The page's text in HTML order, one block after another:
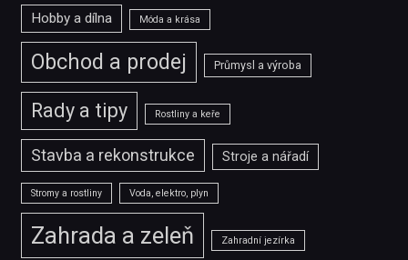
Hobby a dílna Móda a krása
Obchod a prodej Průmysl a výroba
Rady a tipy Rostliny a keře
Stavba a rekonstrukce Stroje a nářadí
Stromy a rostliny Voda, elektro, plyn
Zahrada a zeleň Zahradní jezírka